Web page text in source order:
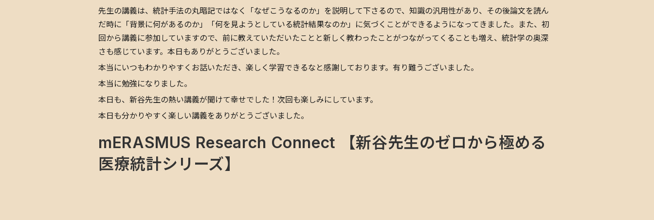
先生の講義は、統計手法の丸暗記ではなく「なぜこうなるのか」を説明して下さるので、知識の汎用性があり、その後論文を読ん
だ時に「背景に何があるのか」「何を見ようとしている統計結果なのか」に気づくことができるようになってきました。また、初
回から講義に参加していますので、前に教えていただいたことと新しく教わったことがつながってくることも増え、統計学の奥深
さも感じています。本日もありがとうございました。
本当にいつもわかりやすくお話いただき、楽しく学習できるなと感謝しております。有り難うございました。
本当に勉強になりました。
本日も、新谷先生の熱い講義が聞けて幸せでした！次回も楽しみにしています。
本日も分かりやすく楽しい講義をありがとうございました。
mERASMUS Research Connect 【新谷先生のゼロから極める
医療統計シリーズ】